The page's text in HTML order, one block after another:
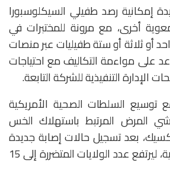
إمكانية رصد طفيلي السيكلوسبورا
أخرى، مع مرونة للمختبرات في
أو ثلاثة أو ستة طفيليات عبر منصات
على مواءمة التكاليف مع احتياجات
الإدارة التنفيذية للشركة التابعة.
توسيع السلطات الصحية الأمريكية
المرض المرتبط باستهلاك الخس
بعد تسجيل حالات إصابة جديدة
في ست ولايات إضافية، ليرتفع عدد الولايات المتضررة إلى 15